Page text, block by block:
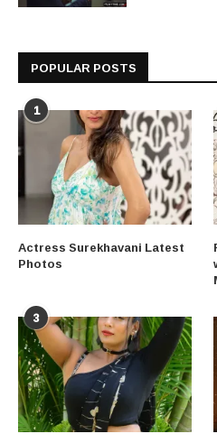
POPULAR POSTS
1
Actress Surekhavani Latest
Photos
3